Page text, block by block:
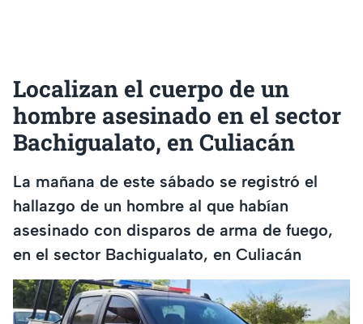
Localizan el cuerpo de un
hombre asesinado en el sector
Bachigualato, en Culiacán
La mañana de este sábado se registró el
hallazgo de un hombre al que habían
asesinado con disparos de arma de fuego,
en el sector Bachigualato, en Culiacán